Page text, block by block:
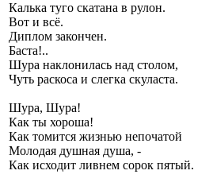
Калька туго скатана в рулон.
Вот и всё.
Диплом закончен.
Баста!..
Шура наклонилась над столом,
Чуть раскоса и слегка скуласта.
Шура, Шура!
Как ты хороша!
Как томится жизнью непочатой
Молодая душная душа, -
Как исходит ливнем сорок пятый.